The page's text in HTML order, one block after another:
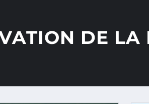
DE LA